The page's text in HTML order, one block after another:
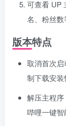
可查看 UP
名、粉丝数
版本特点
取消首次
制下载安
解压主程
哔哩一键智